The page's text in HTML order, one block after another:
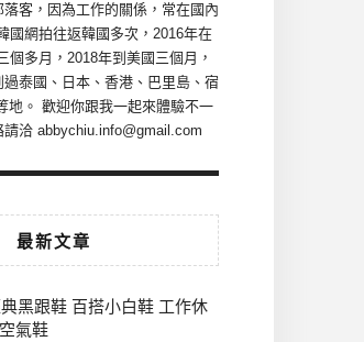
客，因為工作的關係，常在國內
國網拍往返韓國多次，2016年在
個多月，2018年到美國三個月，
泰國、日本、香港、巴里島、宿
地。 歡迎你跟我一起來體驗不一
洽 abbychiu.info@gmail.com
最新文章
黑跟鞋 百搭小白鞋 工作休
氣鞋